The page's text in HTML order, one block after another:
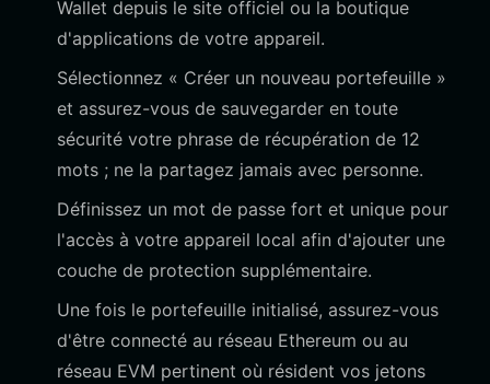
Wallet depuis le site officiel ou la boutique
d'applications de votre appareil.
Sélectionnez « Créer un nouveau portefeuille »
et assurez-vous de sauvegarder en toute
sécurité votre phrase de récupération de 12
mots ; ne la partagez jamais avec personne.
Définissez un mot de passe fort et unique pour
l'accès à votre appareil local afin d'ajouter une
couche de protection supplémentaire.
Une fois le portefeuille initialisé, assurez-vous
d'être connecté au réseau Ethereum ou au
réseau EVM pertinent où résident vos jetons